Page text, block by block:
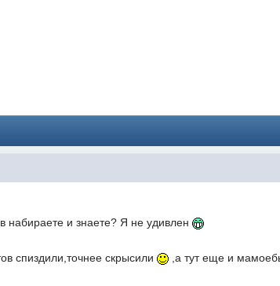
набираете и знаете? Я не удивлен
спиздили,точнее скрысили ,а тут еще и